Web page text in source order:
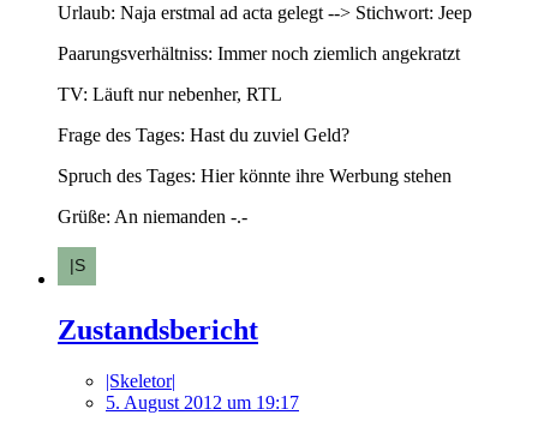
Urlaub: Naja erstmal ad acta gelegt --> Stichwort: Jeep
Paarungsverhältniss: Immer noch ziemlich angekratzt
TV: Läuft nur nebenher, RTL
Frage des Tages: Hast du zuviel Geld?
Spruch des Tages: Hier könnte ihre Werbung stehen
Grüße: An niemanden -.-
Zustandsbericht
|Skeletor|
5. August 2012 um 19:17